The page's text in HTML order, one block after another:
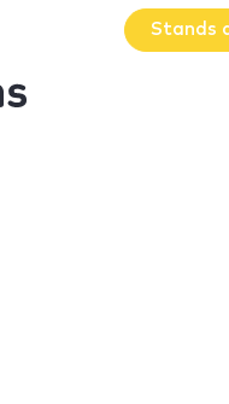
Stands